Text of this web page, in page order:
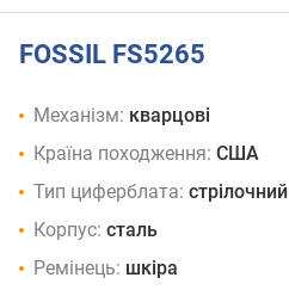
FOSSIL FS5265
Механізм: кварцові
Країна походження: США
Тип циферблата: стрілочний
Корпус: сталь
Ремінець: шкіра